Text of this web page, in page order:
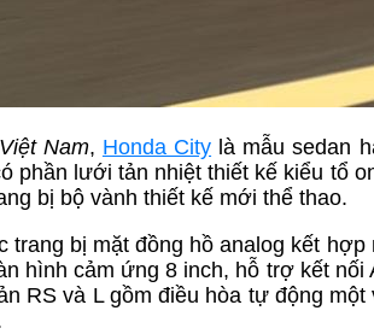
Nam, Honda City là mẫu sedan
phần lưới tản nhiệt thiết kế kiểu tổ
bị bộ vành thiết kế mới thể thao.
trang bị mặt đồng hồ analog kết
hình cảm ứng 8 inch, hỗ trợ kết
RS và L gồm điều hòa tự động